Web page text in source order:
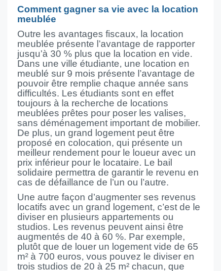
Comment gagner sa vie avec la location
meublée
Outre les avantages fiscaux, la location
meublée présente l’avantage de rapporter
jusqu’à 30 % plus que la location en vide.
Dans une ville étudiante, une location en
meublé sur 9 mois présente l’avantage de
pouvoir être remplie chaque année sans
difficultés. Les étudiants sont en effet
toujours à la recherche de locations
meublées prêtes pour poser les valises,
sans déménagement important de mobilier.
De plus, un grand logement peut être
proposé en colocation, qui présente un
meilleur rendement pour le loueur avec un
prix inférieur pour le locataire. Le bail
solidaire permettra de garantir le revenu en
cas de défaillance de l’un ou l’autre.
Une autre façon d’augmenter ses revenus
locatifs avec un grand logement, c’est de le
diviser en plusieurs appartements ou
studios. Les revenus peuvent ainsi être
augmentés de 40 à 60 %. Par exemple,
plutôt que de louer un logement vide de 65
m² à 700 euros, vous pouvez le diviser en
trois studios de 20 à 25 m² chacun, que